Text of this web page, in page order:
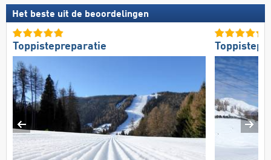
Het beste uit de beoordelingen
Toppistepreparatie